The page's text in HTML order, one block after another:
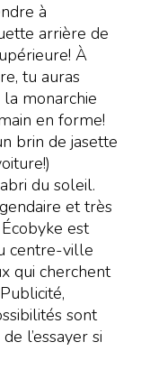
à
arrière de
À
tu auras
la monarchie
en forme!
brin de jasette
du soleil.
et très
est
centre-ville
qui cherchent
sont
l’essayer si